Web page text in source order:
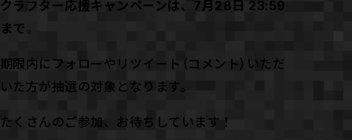
クラフター応援キャンペーンは、7月28日 23:59
まで。
期限内にフォローやリツイート（コメント）いただ
いた方が抽選の対象となります。
たくさんのご参加、お待ちしています！